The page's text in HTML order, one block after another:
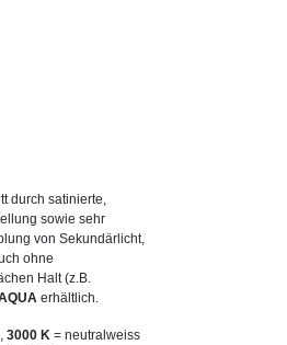
durch satinierte,
sowie sehr
von Sekundärlicht,
ohne
Halt (z.B.
erhältlich.
3000 K = neutralweiss